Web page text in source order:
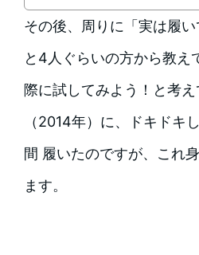
その後、周りに「実は履い
と4人ぐらいの方から教え
際に試してみよう！と考
（2014年）に、ドキドキ
間 履いたのですが、これ
ます。